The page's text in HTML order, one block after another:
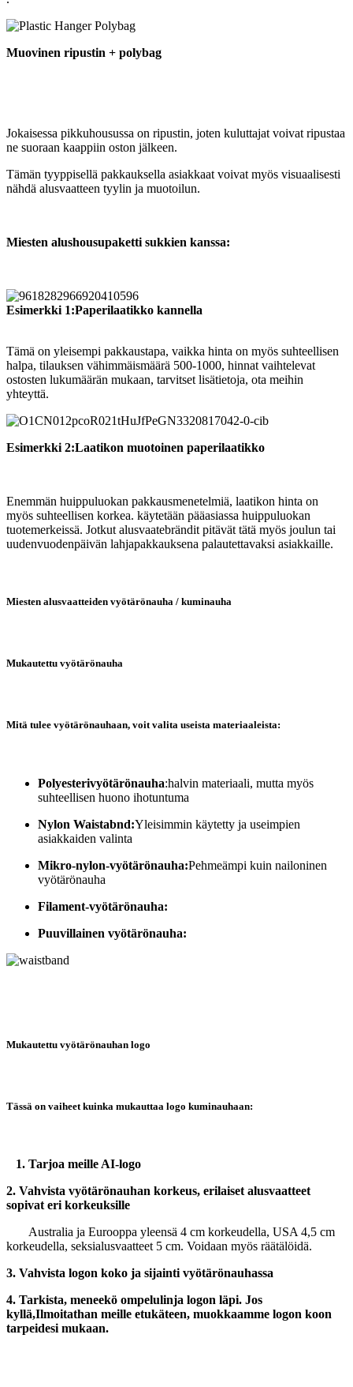
Muovinen ripustin + polybag
Jokaisessa pikkuhousussa on ripustin, joten kuluttajat voivat ripustaa
ne suoraan kaappiin oston jälkeen.
Tämän tyyppisellä pakkauksella asiakkaat voivat myös visuaalisesti
nähdä alusvaatteen tyylin ja muotoilun.
Miesten alushousupaketti sukkien kanssa:
Esimerkki 1:Paperilaatikko kannella
Tämä on yleisempi pakkaustapa, vaikka hinta on myös suhteellisen
halpa, tilauksen vähimmäismäärä 500-1000, hinnat vaihtelevat
ostosten lukumäärän mukaan, tarvitset lisätietoja, ota meihin
yhteyttä.
Esimerkki 2:Laatikon muotoinen paperilaatikko
Enemmän huippuluokan pakkausmenetelmiä, laatikon hinta on
myös suhteellisen korkea. käytetään pääasiassa huippuluokan
tuotemerkeissä. Jotkut alusvaatebrändit pitävät tätä myös joulun tai
uudenvuodenpäivän lahjapakkauksena palautettavaksi asiakkaille.
Miesten alusvaatteiden vyötärönauha / kuminauha
Mukautettu vyötärönauha
Mitä tulee vyötärönauhaan, voit valita useista materiaaleista:
Polyesterivyötärönauha:halvin materiaali, mutta myös
suhteellisen huono ihotuntuma
Nylon Waistabnd:Yleisimmin käytetty ja useimpien
asiakkaiden valinta
Mikro-nylon-vyötärönauha:Pehmeämpi kuin nailoninen
vyötärönauha
Filament-vyötärönauha:
Puuvillainen vyötärönauha:
Mukautettu vyötärönauhan logo
Tässä on vaiheet kuinka mukauttaa logo kuminauhaan:
1. Tarjoa meille AI-logo
2. Vahvista vyötärönauhan korkeus, erilaiset alusvaatteet
sopivat eri korkeuksille
Australia ja Eurooppa yleensä 4 cm korkeudella, USA 4,5 cm
korkeudella, seksialusvaatteet 5 cm. Voidaan myös räätälöidä.
3. Vahvista logon koko ja sijainti vyötärönauhassa
4. Tarkista, meneekö ompelulinja logon läpi. Jos
kyllä,Ilmoitathan meille etukäteen, muokkaamme logon koon
tarpeidesi mukaan.